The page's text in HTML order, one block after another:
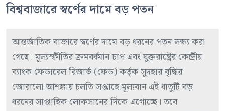
বিশ্ববাজারে স্বর্ণের দামে বড় পতন
আন্তর্জাতিক বাজারে স্বর্ণের দামে বড় ধরনের পতন লক্ষ্য করা
গেছে। মূল্যস্ফীতির ক্রমবর্ধমান চাপ এবং যুক্তরাষ্ট্রের কেন্দ্রীয়
ব্যাংক ফেডারেল রিজার্ভ (ফেড) কর্তৃক সুদহার বৃদ্ধির
জোরালো আশঙ্কায় চলতি সপ্তাহে মূল্যবান এই ধাতুটি বড়
ধরনের সাপ্তাহিক লোকসানের দিকে এগোচ্ছে। তবে